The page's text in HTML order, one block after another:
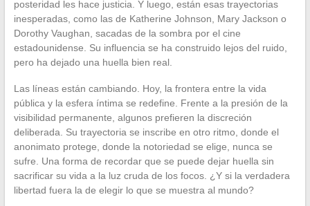
posteridad les hace justicia. Y luego, están esas trayectorias
inesperadas, como las de Katherine Johnson, Mary Jackson o
Dorothy Vaughan, sacadas de la sombra por el cine
estadounidense. Su influencia se ha construido lejos del ruido,
pero ha dejado una huella bien real.
Las líneas están cambiando. Hoy, la frontera entre la vida
pública y la esfera íntima se redefine. Frente a la presión de la
visibilidad permanente, algunos prefieren la discreción
deliberada. Su trayectoria se inscribe en otro ritmo, donde el
anonimato protege, donde la notoriedad se elige, nunca se
sufre. Una forma de recordar que se puede dejar huella sin
sacrificar su vida a la luz cruda de los focos. ¿Y si la verdadera
libertad fuera la de elegir lo que se muestra al mundo?